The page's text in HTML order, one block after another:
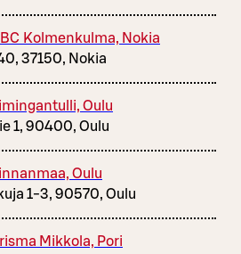
Kolmenkulma, Nokia
37150, Nokia
Oulu
1, 90400, Oulu
Oulu
1-3, 90570, Oulu
Mikkola, Pori